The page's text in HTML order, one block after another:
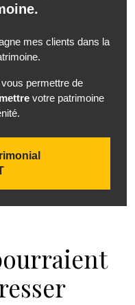
mes clients dans la
permettre de
votre patrimoine